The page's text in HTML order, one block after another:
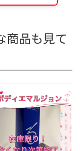
商品も見て